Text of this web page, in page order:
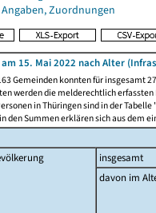
Zuordnungen
15. Mai 2022 nach Alter
Gemeinden konnten für insgesamt
werden die melderechtlich
in Thüringen sind in der
den Summen erklären sich aus dem
insgesamt
davon im